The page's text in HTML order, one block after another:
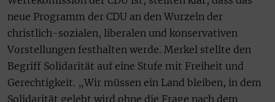
neue Programm der CDU an den Wurzeln der
christlich-sozialen, liberalen und konservativen
Vorstellungen festhalten werde. Merkel stellte den
Begriff Solidarität auf eine Stufe mit Freiheit und
Gerechtigkeit. „Wir müssen ein Land bleiben, in dem
Solidarität gelebt wird ohne die Frage nach dem